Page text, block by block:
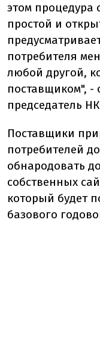
этом процедура
простой и
потребителя
любой другой,
поставщиком", -
председатель
Поставщики
потребителей
обнародовать
собственных
который будет
базового